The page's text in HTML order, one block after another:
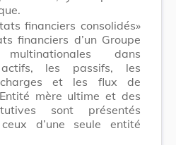
financiers consolidés»
financiers d’un Groupe
multinationales dans
les passifs, les
et les flux de
mère ultime et des
sont présentés
d’une seule entité